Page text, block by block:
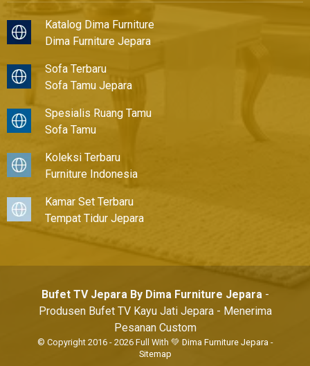
Katalog Dima Furniture
Dima Furniture Jepara
Sofa Terbaru
Sofa Tamu Jepara
Spesialis Ruang Tamu
Sofa Tamu
Koleksi Terbaru
Furniture Indonesia
Kamar Set Terbaru
Tempat Tidur Jepara
Bufet TV Jepara By Dima Furniture Jepara-
Produsen Bufet TV Kayu Jati Jepara - Menerima
Pesanan Custom
© Copyright 2016 - 2026 Full With 💚 Dima Furniture Jepara-
Sitemap